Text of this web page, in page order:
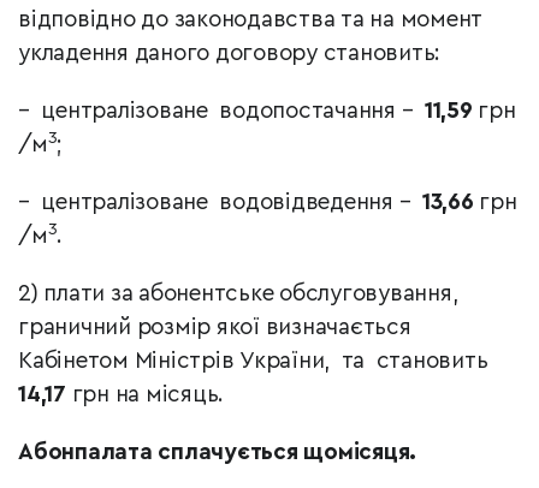
відповідно до законодавства та на момент
укладення даного договору становить:
– централізоване водопостачання – 11,59 грн
/м3;
– централізоване водовідведення – 13,66 грн
/м3.
2) плати за абонентське обслуговування,
граничний розмір якої визначається
Кабінетом Міністрів України, та становить
14,17 грн на місяць.
Абонпалата сплачується щомісяця.